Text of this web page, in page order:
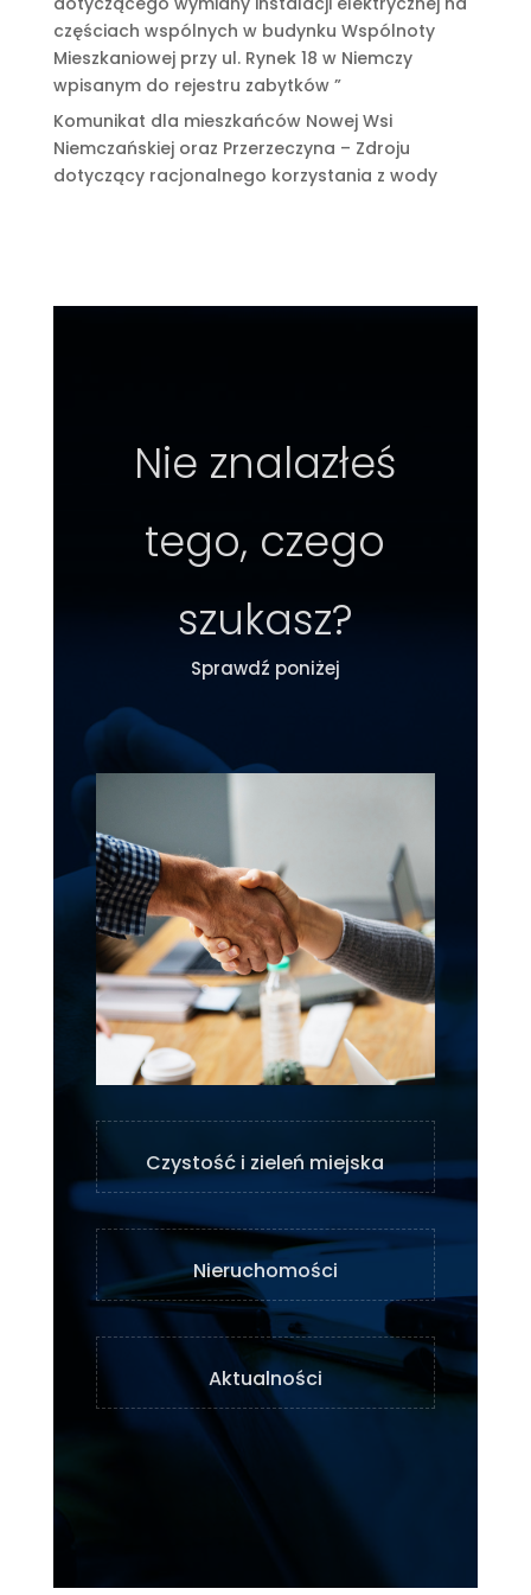
częściach wspólnych w budynku Wspólnoty
Mieszkaniowej przy ul. Rynek 18 w Niemczy
wpisanym do rejestru zabytków ”
Komunikat dla mieszkańców Nowej Wsi
Niemczańskiej oraz Przerzeczyna – Zdroju
dotyczący racjonalnego korzystania z wody
Nie znalazłeś
tego, czego
szukasz?
Sprawdź poniżej
Czystość i zieleń miejska
Nieruchomości
Aktualności